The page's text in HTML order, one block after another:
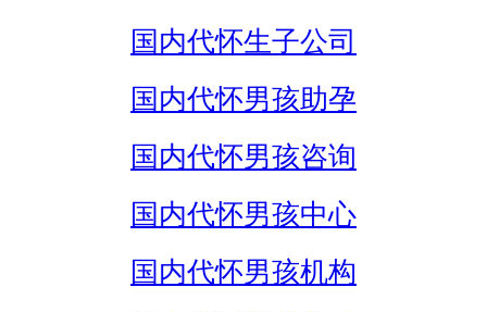
国内代怀生子公司
国内代怀男孩助孕
国内代怀男孩咨询
国内代怀男孩中心
国内代怀男孩机构